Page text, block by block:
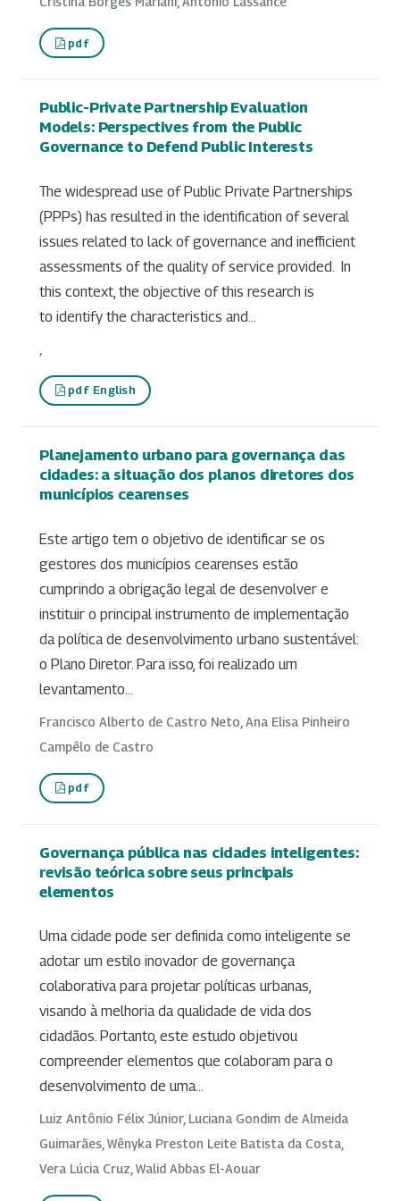
pdf
Public-Private Partnership Evaluation
Models: Perspectives from the Public
Governance to Defend Public Interests
The widespread use of Public Private Partnerships
(PPPs) has resulted in the identification of several
issues related to lack of governance and inefficient
assessments of the quality of service provided. In
this context, the objective of this research is
to identify the characteristics and...
pdf English
Planejamento urbano para governança das
cidades: a situação dos planos diretores dos
municípios cearenses
Este artigo tem o objetivo de identificar se os
gestores dos municípios cearenses estão
cumprindo a obrigação legal de desenvolver e
instituir o principal instrumento de implementação
da política de desenvolvimento urbano sustentável:
o Plano Diretor. Para isso, foi realizado um
levantamento...
Francisco Alberto de Castro Neto, Ana Elisa Pinheiro
Campêlo de Castro
pdf
Governança pública nas cidades inteligentes:
revisão teórica sobre seus principais
elementos
Uma cidade pode ser definida como inteligente se
adotar um estilo inovador de governança
colaborativa para projetar políticas urbanas,
visando à melhoria da qualidade de vida dos
cidadãos. Portanto, este estudo objetivou
compreender elementos que colaboram para o
desenvolvimento de uma...
Luiz Antônio Félix Júnior, Luciana Gondim de Almeida
Guimarães, Wênyka Preston Leite Batista da Costa,
Vera Lúcia Cruz, Walid Abbas El-Aouar